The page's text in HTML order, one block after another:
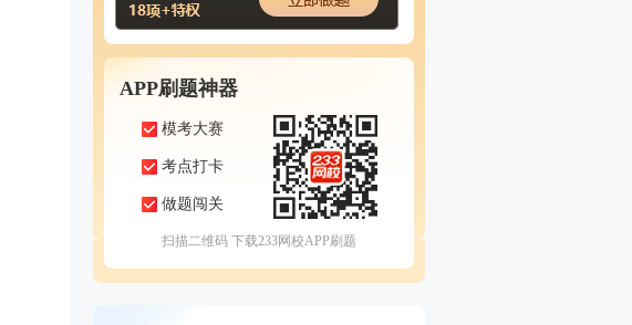
APP刷题神器
模考大赛
考点打卡
做题闯关
扫描二维码 下载233网校APP刷题